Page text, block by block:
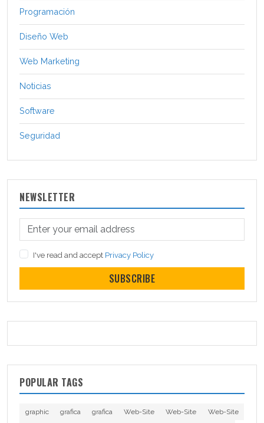
Programación
Diseño Web
Web Marketing
Noticias
Software
Seguridad
NEWSLETTER
I've read and accept Privacy Policy
SUBSCRIBE
POPULAR TAGS
graphic grafica grafica Web-Site Web-Site
Web-Site